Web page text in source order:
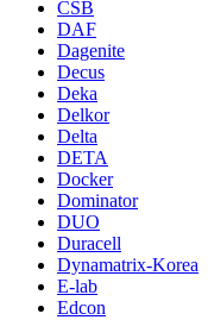
CSB
DAF
Dagenite
Decus
Deka
Delkor
Delta
DETA
Docker
Dominator
DUO
Duracell
Dynamatrix-Korea
E-lab
Edcon